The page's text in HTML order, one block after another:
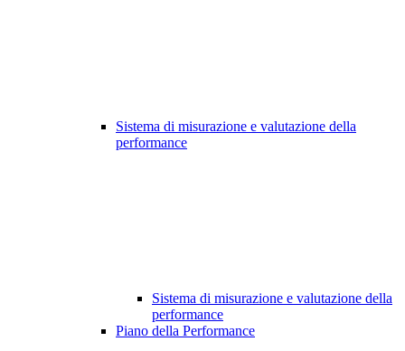
Sistema di misurazione e valutazione della
performance
Sistema di misurazione e valutazione della
performance
Piano della Performance